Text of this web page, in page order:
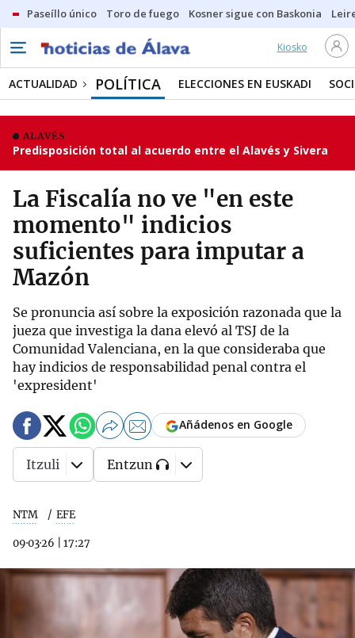
Paseíllo único Toro de fuego Kosner sigue con Baskonia
Kiosko
ACTUALIDAD POLÍTICA ELECCIONES EN EUSKADI
ALAVÉS
Predisposición total al acuerdo entre el Alavés y Sivera
La Fiscalía no ve "en este
momento" indicios
suficientes para imputar a
Mazón
Se pronuncia así sobre la exposición razonada que la
jueza que investiga la dana elevó al TSJ de la
Comunidad Valenciana, en la que consideraba que
hay indicios de responsabilidad penal contra el
'expresident'
NTM EFE
09·03·26 17:27
Añádenos en Google
Itzuli Entzun